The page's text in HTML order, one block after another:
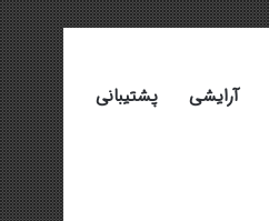
آرایشی پشتیبانی